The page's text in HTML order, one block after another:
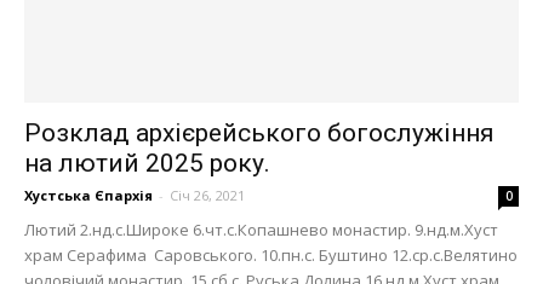
Розклад архієрейського богослужіння
на лютий 2025 року.
Хустська Єпархія - Січ 26, 2021 0
Лютий 2.нд.с.Широке 6.чт.с.Копашнево монастир. 9.нд.м.Хуст
храм Серафима Саровського. 10.пн.с. Буштино 12.ср.с.Велятино